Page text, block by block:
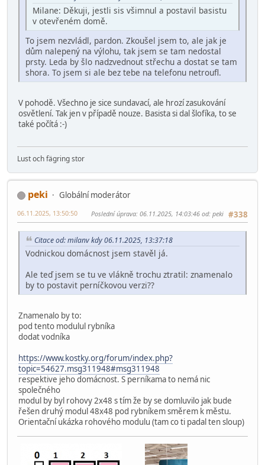
Milane: Děkuji, jestli sis všimnul a postavil basistu
v otevřeném domě.
To jsem nezvládl, pardon. Zkoušel jsem to, ale jak je
dům nalepený na výlohu, tak jsem se tam nedostal
prsty. Leda by šlo nadzvednout střechu a dostat se tam
shora. To jsem si ale bez tebe na telefonu netroufl.
V pohodě. Všechno je sice sundavací, ale hrozí zasukování
osvětlení. Tak jen v případě nouze. Basista si dal šlofíka, to se
také počítá :-)
Lust och fägring stor
peki
Globální moderátor
#338
06.11.2025, 13:50:50 Poslední úprava: 06.11.2025, 14:03:46 od: peki
Citace od: milanv kdy 06.11.2025, 13:37:18
Vodnickou domácnost jsem stavěl já.
Ale teď jsem se tu ve vlákně trochu ztratil: znamenalo
by to postavit perníčkovou verzi??
Znamenalo by to:
pod tento modulul rybníka
dodat vodníka
https://www.kostky.org/forum/index.php?
topic=54627.msg311948#msg311948
respektive jeho domácnost. S perníkama to nemá nic
společného
modul by byl rohovy 2x48 s tím že by se domluvilo jak bude
řešen druhý modul 48x48 pod rybníkem směrem k městu.
Orientační ukázka rohového modulu (tam co ti padal ten sloup)